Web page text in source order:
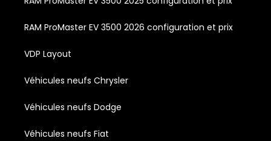
RAM ProMaster EV 3500 2026 configuration et prix
VDP Layout
Véhicules neufs Chrysler
Véhicules neufs Dodge
Véhicules neufs Fiat